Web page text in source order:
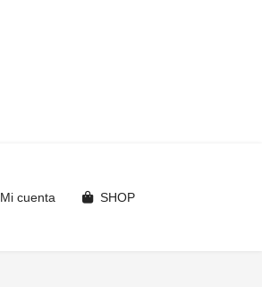
Mi cuenta SHOP